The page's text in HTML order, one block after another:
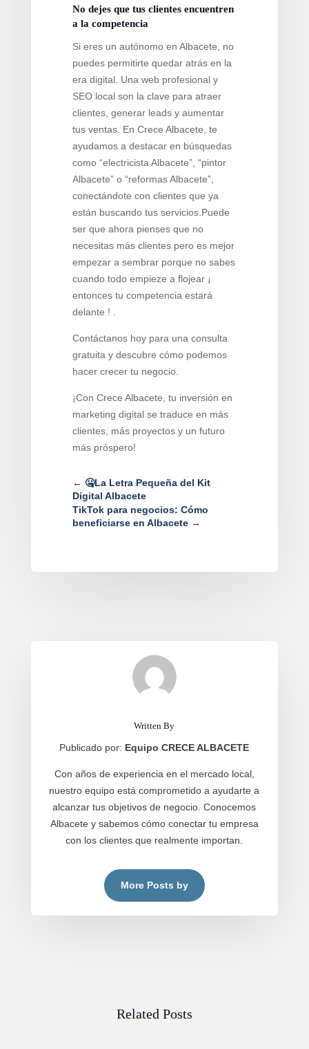
No dejes que tus clientes encuentren
a la competencia
Si eres un autónomo en Albacete, no
puedes permitirte quedar atrás en la
era digital. Una web profesional y
SEO local son la clave para atraer
clientes, generar leads y aumentar
tus ventas. En Crece Albacete, te
ayudamos a destacar en búsquedas
como “electricista Albacete”, “pintor
Albacete” o “reformas Albacete”,
conectándote con clientes que ya
están buscando tus servicios.Puede
ser que ahora pienses que no
necesitas más clientes pero es mejor
empezar a sembrar porque no sabes
cuando todo empieze a flojear ¡
entonces tu competencia estará
delante ! .
Contáctanos hoy para una consulta
gratuita y descubre cómo podemos
hacer crecer tu negocio.
¡Con Crece Albacete, tu inversión en
marketing digital se traduce en más
clientes, más proyectos y un futuro
más próspero!
← 🤐La Letra Pequeña del Kit
Digital Albacete
TikTok para negocios: Cómo
beneficiarse en Albacete→
Written By
Publicado por: Equipo CRECE ALBACETE
Con años de experiencia en el mercado local,
nuestro equipo está comprometido a ayudarte a
alcanzar tus objetivos de negocio. Conocemos
Albacete y sabemos cómo conectar tu empresa
con los clientes que realmente importan.
More Posts by
Related Posts